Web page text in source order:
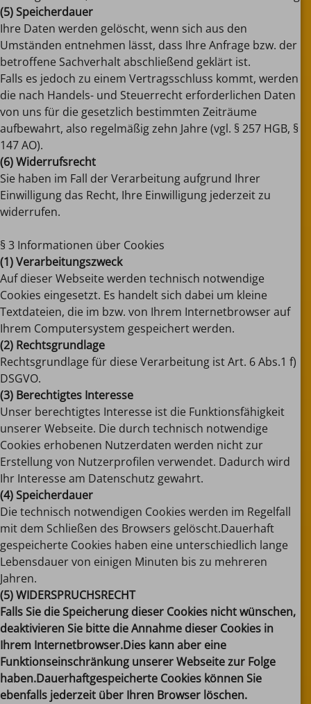
(5) Speicherdauer
Ihre Daten werden gelöscht, wenn sich aus den
Umständen entnehmen lässt, dass Ihre Anfrage bzw. der
betroffene Sachverhalt abschließend geklärt ist.
Falls es jedoch zu einem Vertragsschluss kommt, werden
die nach Handels- und Steuerrecht erforderlichen Daten
von uns für die gesetzlich bestimmten Zeiträume
aufbewahrt, also regelmäßig zehn Jahre (vgl. § 257 HGB, §
147 AO).
(6) Widerrufsrecht
Sie haben im Fall der Verarbeitung aufgrund Ihrer
Einwilligung das Recht, Ihre Einwilligung jederzeit zu
widerrufen.
§ 3 Informationen über Cookies
(1) Verarbeitungszweck
Auf dieser Webseite werden technisch notwendige
Cookies eingesetzt. Es handelt sich dabei um kleine
Textdateien, die im bzw. von Ihrem Internetbrowser auf
Ihrem Computersystem gespeichert werden.
(2) Rechtsgrundlage
Rechtsgrundlage für diese Verarbeitung ist Art. 6 Abs.1 f)
DSGVO.
(3) Berechtigtes Interesse
Unser berechtigtes Interesse ist die Funktionsfähigkeit
unserer Webseite. Die durch technisch notwendige
Cookies erhobenen Nutzerdaten werden nicht zur
Erstellung von Nutzerprofilen verwendet. Dadurch wird
Ihr Interesse am Datenschutz gewahrt.
(4) Speicherdauer
Die technisch notwendigen Cookies werden im Regelfall
mit dem Schließen des Browsers gelöscht.Dauerhaft
gespeicherte Cookies haben eine unterschiedlich lange
Lebensdauer von einigen Minuten bis zu mehreren
Jahren.
(5) WIDERSPRUCHSRECHT
Falls Sie die Speicherung dieser Cookies nicht wünschen,
deaktivieren Sie bitte die Annahme dieser Cookies in
Ihrem Internetbrowser.Dies kann aber eine
Funktionseinschränkung unserer Webseite zur Folge
haben.Dauerhaftgespeicherte Cookies können Sie
ebenfalls jederzeit über Ihren Browser löschen.